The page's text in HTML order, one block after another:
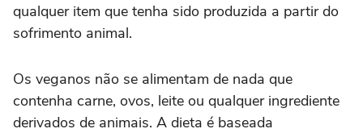
qualquer item que tenha sido produzida a partir do
sofrimento animal.
Os veganos não se alimentam de nada que
contenha carne, ovos, leite ou qualquer ingrediente
derivados de animais. A dieta é baseada